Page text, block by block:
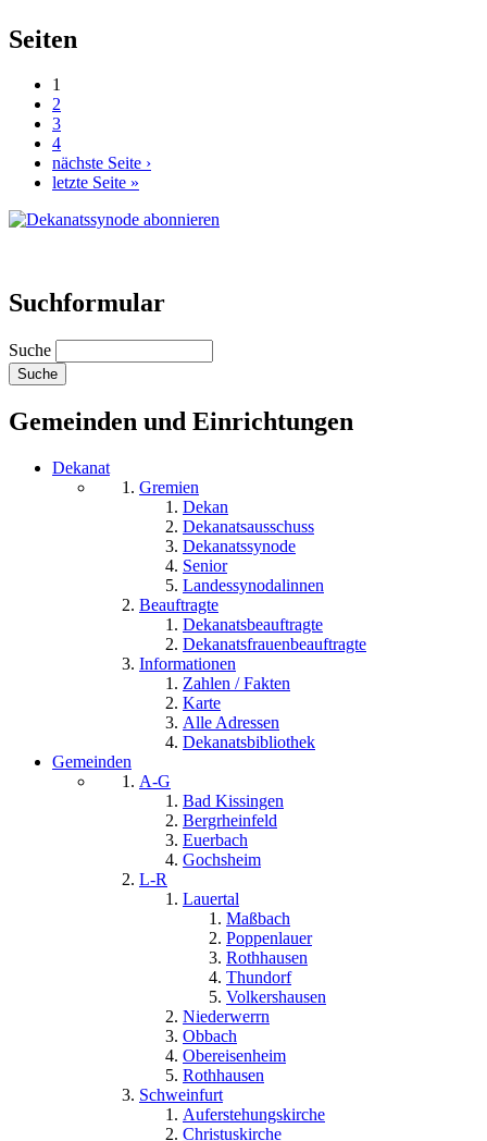
Seiten
1
2
3
4
nächste Seite ›
letzte Seite »
Suchformular
Suche
Gemeinden und Einrichtungen
Dekanat
Gremien
Dekan
Dekanatsausschuss
Dekanatssynode
Senior
Landessynodalinnen
Beauftragte
Dekanatsbeauftragte
Dekanatsfrauenbeauftragte
Informationen
Zahlen / Fakten
Karte
Alle Adressen
Dekanatsbibliothek
Gemeinden
A-G
Bad Kissingen
Bergrheinfeld
Euerbach
Gochsheim
L-R
Lauertal
Maßbach
Poppenlauer
Rothhausen
Thundorf
Volkershausen
Niederwerrn
Obbach
Obereisenheim
Rothhausen
Schweinfurt
Auferstehungskirche
Christuskirche